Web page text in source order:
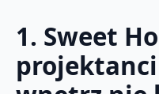
1. Sweet